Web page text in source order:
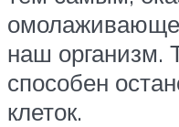
наш организм.
способен
клеток.